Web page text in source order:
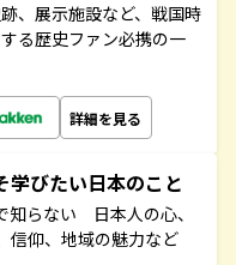
、展示施設など、戦国時
る歴史ファン必携の一
詳細を見る
びたい日本のこと
知らない 日本人の心、
信仰、地域の魅力など